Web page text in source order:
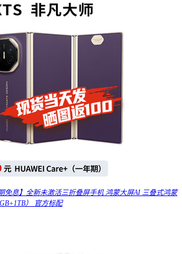
免息】全新未激活三折叠屏手机 鸿蒙大屏AI 三叠式鸿蒙
） 官方标配